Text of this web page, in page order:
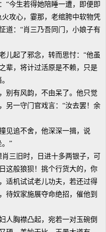
“今生若得她陪睡一遭，即便即
攻心，霎那，老绾胯中软物凭
道：“肖三乃吾同门，小娘子有
起了邪念，转而思忖：“他虽
辈，将计过活原是不赖，只是
有风韵，不由呆了。他只觉
另一守门官戏言：“汝去罢！余
追不舍，他深深一揖，说
”
旧时，日进十多两银子，可
这般狼狈！挑个行货大的，你
适机试试老儿功夫，若还过得
待奴家施展夺命绝招，催他到
胸襟凸起，宛若一对玉碗倒